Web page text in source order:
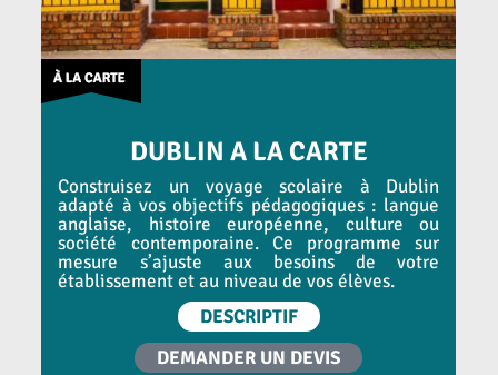
DUBLIN A LA CARTE
Construisez un voyage scolaire à Dublin
adapté à vos objectifs pédagogiques : langue
anglaise, histoire européenne, culture ou
société contemporaine. Ce programme sur
mesure s’ajuste aux besoins de votre
établissement et au niveau de vos élèves.
DESCRIPTIF
DEMANDER UN DEVIS